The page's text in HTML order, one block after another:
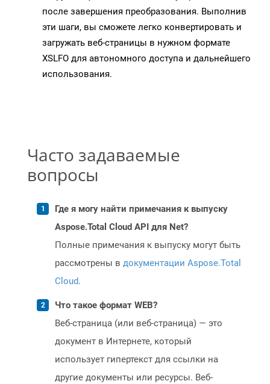
после завершения преобразования. Выполнив
эти шаги, вы сможете легко конвертировать и
загружать веб-страницы в нужном формате
XSLFO для автономного доступа и дальнейшего
использования.
Часто задаваемые
вопросы
Где я могу найти примечания к выпуску
Aspose.Total Cloud API для Net?
Полные примечания к выпуску могут быть
рассмотрены в документации Aspose.Total
Cloud.
Что такое формат WEB?
Веб-страница (или веб-страница) — это
документ в Интернете, который
использует гипертекст для ссылки на
другие документы или ресурсы. Веб-